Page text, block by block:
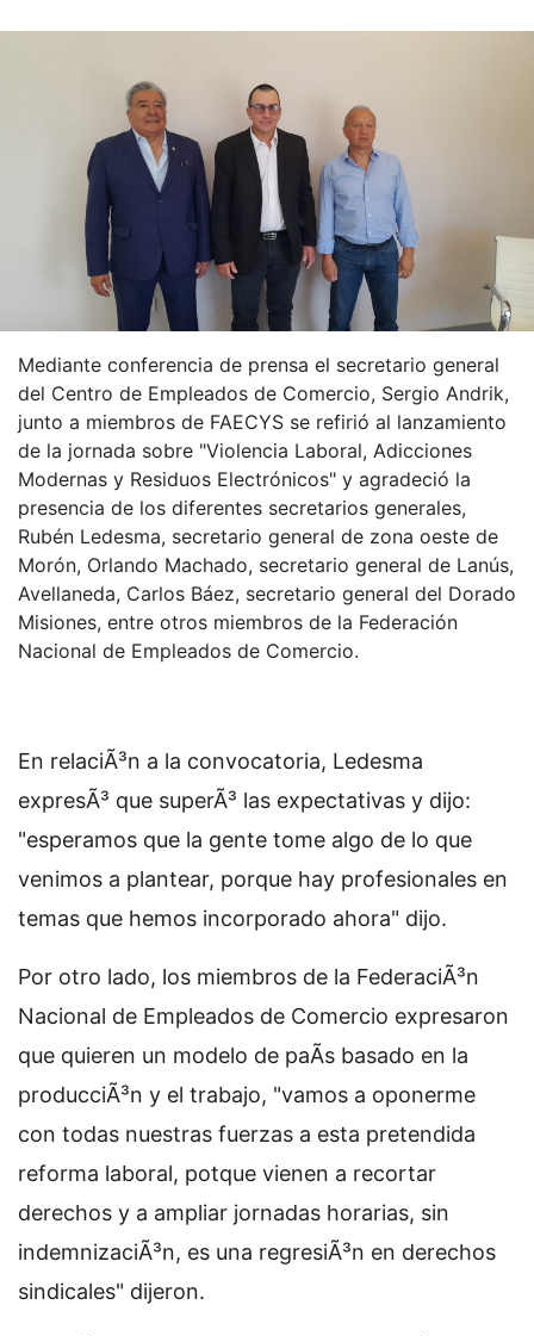
Mediante conferencia de prensa el secretario general
del Centro de Empleados de Comercio, Sergio Andrik,
junto a miembros de FAECYS se refirió al lanzamiento
de la jornada sobre "Violencia Laboral, Adicciones
Modernas y Residuos Electrónicos" y agradeció la
presencia de los diferentes secretarios generales,
Rubén Ledesma, secretario general de zona oeste de
Morón, Orlando Machado, secretario general de Lanús,
Avellaneda, Carlos Báez, secretario general del Dorado
Misiones, entre otros miembros de la Federación
Nacional de Empleados de Comercio.
En relaciÃ³n a la convocatoria, Ledesma
expresÃ³ que superÃ³ las expectativas y dijo:
"esperamos que la gente tome algo de lo que
venimos a plantear, porque hay profesionales en
temas que hemos incorporado ahora" dijo.
Por otro lado, los miembros de la FederaciÃ³n
Nacional de Empleados de Comercio expresaron
que quieren un modelo de paÃ­s basado en la
producciÃ³n y el trabajo, "vamos a oponerme
con todas nuestras fuerzas a esta pretendida
reforma laboral, potque vienen a recortar
derechos y a ampliar jornadas horarias, sin
indemnizaciÃ³n, es una regresiÃ³n en derechos
sindicales" dijeron.